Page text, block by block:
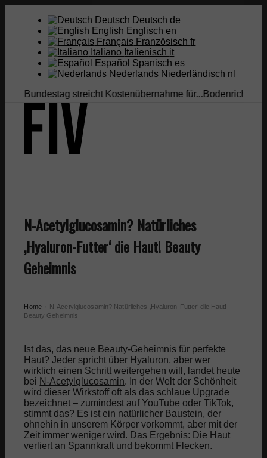
Deutsch Deutsch de
English Englisch en
Français Französisch fr
Italiano Italienisch it
Español Spanisch es
Nederlands Niederländisch nl
streicht Kostenübernahme für...Bodenrichtwert vs.
Menü Menü
N-Acetylglucosamin? Natürliches
‚Hyaluron-Futter‘ die Haut! Beauty
Geheimnis
Home
N-Acetylglucosamin? Natürliches ‚Hyaluron-Futter‘ die Haut!
Beauty Geheimnis
Ist das, das neue Beauty-Geheimnis für perfekte
Haut? Jeder spricht über Hyaluron, aber wer
wirklich einen Schritt weitergehen will, landet heute
bei N-Acetylglucosamin. In der Welt der Schönheit
wird dieser Wirkstoff oft als das schlaue Upgrade
bezeichnet – zumindest auf YouTube oder TikTok,
stimmt das? Es ist ein natürlicher Baustein, der
ohnehin in unserem Körper vorkommt, aber mit der
Zeit immer weniger wird. Das Ergebnis: Die Haut
verliert an Spannkraft und bekommt Flecken.